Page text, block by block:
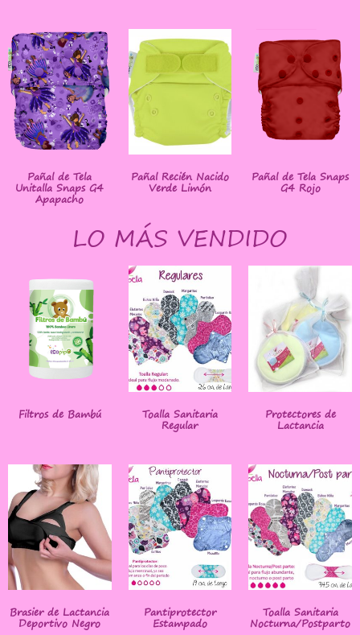
Pañal de Tela
Unitalla Snaps G4
Apapacho
Pañal Recién Nacido
Verde Limón
Pañal de Tela Snaps
G4 Rojo
LO MÁS VENDIDO
Filtros de Bambú Toalla Sanitaria
Regular
Protectores de
Lactancia
Brasier de Lactancia
Deportivo Negro
Pantiprotector
Estampado
Toalla Sanitaria
Nocturna/Postparto